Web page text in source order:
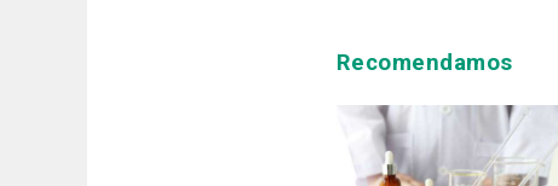
Recomendamos